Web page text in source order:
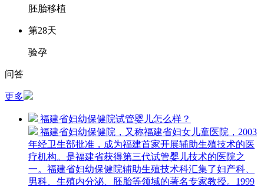
胚胎移植
第28天
验孕
问答
更多
福建省妇幼保健院试管婴儿怎么样？
福建省妇幼保健院，又称福建省妇女儿童医院，2003
年经卫生部批准，成为福建首家开展辅助生殖技术的医
疗机构。是福建省获得第三代试管婴儿技术的医院之
一。福建省妇幼保健院辅助生殖技术科汇集了妇产科、
男科、生殖内分泌、胚胎等领域的著名专家教授。1999